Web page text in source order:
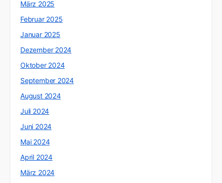
März 2025
Februar 2025
Januar 2025
Dezember 2024
Oktober 2024
September 2024
August 2024
Juli 2024
Juni 2024
Mai 2024
April 2024
März 2024